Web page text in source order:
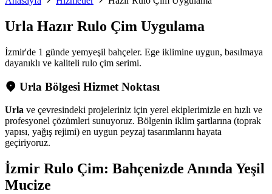
Urla Hazır Rulo Çim Uygulama
İzmir'de 1 günde yemyeşil bahçeler. Ege iklimine uygun, basılmaya
dayanıklı ve kaliteli rulo çim serimi.
Urla Bölgesi Hizmet Noktası
Urla ve çevresindeki projeleriniz için yerel ekiplerimizle en hızlı ve
profesyonel çözümleri sunuyoruz. Bölgenin iklim şartlarına (toprak
yapısı, yağış rejimi) en uygun peyzaj tasarımlarını hayata
geçiriyoruz.
İzmir Rulo Çim: Bahçenizde Anında Yeşil
Mucize